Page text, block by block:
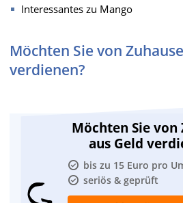
Interessantes zu Mango
Möchten Sie von
verdienen?
Möchten Sie von
aus Geld
bis zu 15 Euro pro
seriös & geprüft